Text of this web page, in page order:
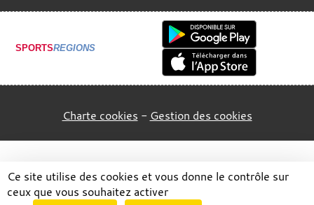
SPORTSREGIONS
Charte cookies Gestion des cookies
Ce site utilise des cookies et vous donne le contrôle sur
ceux que vous souhaitez activer